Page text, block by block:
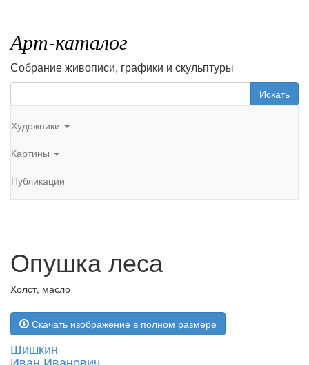
Арт-каталог
Собрание живописи, графики и скульптуры
Искать
Художники
Картины
Публикации
Опушка леса
Холст, масло
Скачать изображение в полном размере
Шишкин